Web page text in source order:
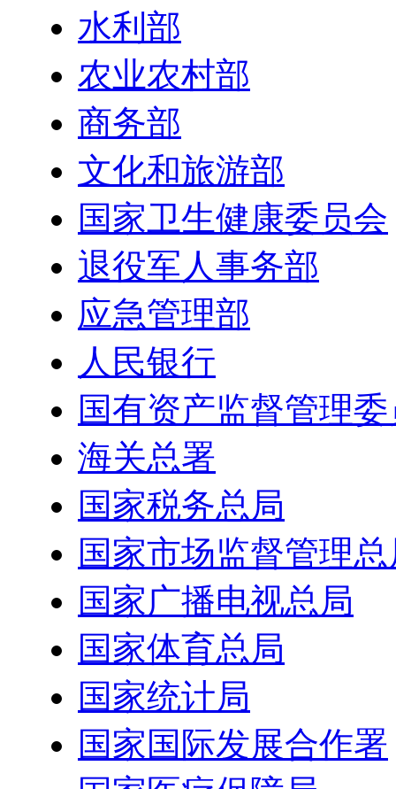
水利部
农业农村部
商务部
文化和旅游部
国家卫生健康委员会
退役军人事务部
应急管理部
人民银行
国有资产监督管理
海关总署
国家税务总局
国家市场监督管理
国家广播电视总局
国家体育总局
国家统计局
国家国际发展合作署